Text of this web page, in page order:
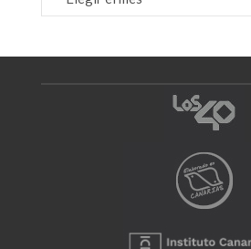
anteriores